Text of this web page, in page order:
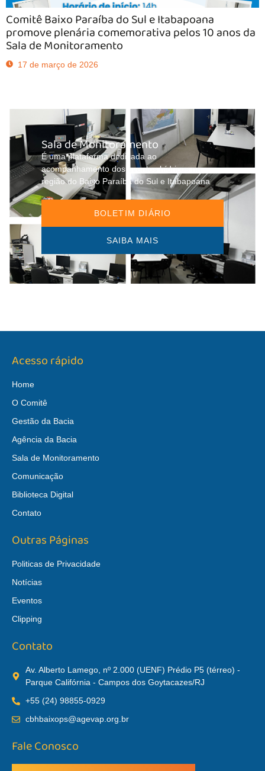
Comitê Baixo Paraíba do Sul e Itabapoana
promove plenária comemorativa pelos 10 anos da
Sala de Monitoramento
17 de março de 2026
Sala de Monitoramento
É uma plataforma dedicada ao
acompanhamento dos eventos hídricos na
região do Baixo Paraíba do Sul e Itabapoana
BOLETIM DIÁRIO
SAIBA MAIS
Acesso rápido
Home
O Comitê
Gestão da Bacia
Agência da Bacia
Sala de Monitoramento
Comunicação
Biblioteca Digital
Contato
Outras Páginas
Politicas de Privacidade
Notícias
Eventos
Clipping
Contato
Av. Alberto Lamego, nº 2.000 (UENF) Prédio P5 (térreo) -
Parque Califórnia - Campos dos Goytacazes/RJ
+55 (24) 98855-0929
cbhbaixops@agevap.org.br
Fale Conosco